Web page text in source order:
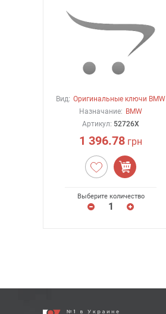
Вид: Оригинальные ключи BMW
Назначание: BMW
Артикул: 52726X
1 396.78 грн
Выберите количество